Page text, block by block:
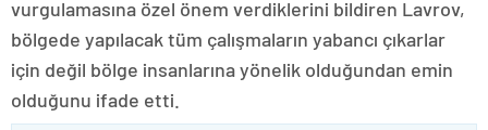
vurgulamasına özel önem verdiklerini bildiren Lavrov,
bölgede yapılacak tüm çalışmaların yabancı çıkarlar
için değil bölge insanlarına yönelik olduğundan emin
olduğunu ifade etti.